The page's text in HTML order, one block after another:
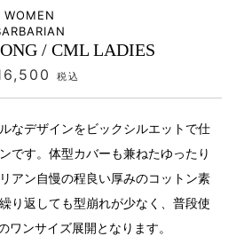
WOMEN
/ CML LADIES
税込
なデザインをビックシルエットで仕
です。体型カバーも兼ねたゆったり
アン自慢の程良い厚みのコットン素
り返しても型崩れが少なく、普段使
ンサイズ展開となります。